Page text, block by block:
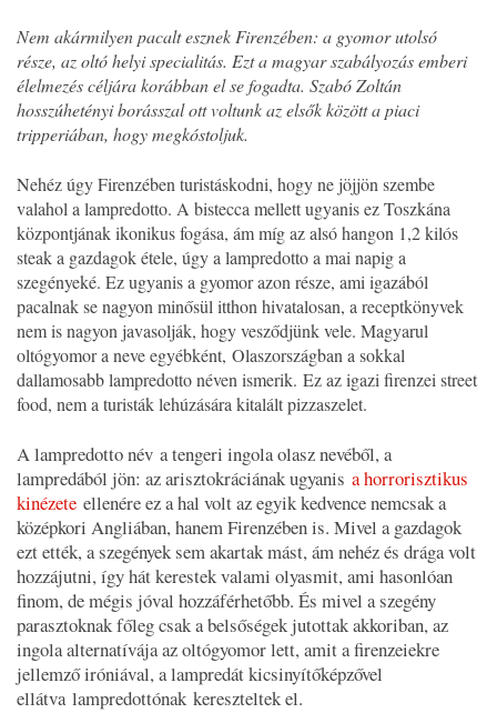
Nem akármilyen pacalt esznek Firenzében: a gyomor utolsó
része, az oltó helyi specialitás. Ezt a magyar szabályozás emberi
élelmezés céljára korábban el se fogadta. Szabó Zoltán
hosszúhetényi borásszal ott voltunk az elsők között a piaci
tripperiában, hogy megkóstoljuk.
Nehéz úgy Firenzében turistáskodni, hogy ne jöjjön szembe
valahol a lampredotto. A bistecca mellett ugyanis ez Toszkána
központjának ikonikus fogása, ám míg az alsó hangon 1,2 kilós
steak a gazdagok étele, úgy a lampredotto a mai napig a
szegényeké. Ez ugyanis a gyomor azon része, ami igazából
pacalnak se nagyon minősül itthon hivatalosan, a receptkönyvek
nem is nagyon javasolják, hogy vesződjünk vele. Magyarul
oltógyomor a neve egyébként, Olaszországban a sokkal
dallamosabb lampredotto néven ismerik. Ez az igazi firenzei street
food, nem a turisták lehúzására kitalált pizzaszelet.
A lampredotto név a tengeri ingola olasz nevéből, a
lampredából jön: az arisztokráciának ugyanis a horrorisztikus
kinézete ellenére ez a hal volt az egyik kedvence nemcsak a
középkori Angliában, hanem Firenzében is. Mivel a gazdagok
ezt ették, a szegények sem akartak mást, ám nehéz és drága volt
hozzájutni, így hát kerestek valami olyasmit, ami hasonlóan
finom, de mégis jóval hozzáférhetőbb. És mivel a szegény
parasztoknak főleg csak a belsőségek jutottak akkoriban, az
ingola alternatívája az oltógyomor lett, amit a firenzeiekre
jellemző iróniával, a lampredát kicsinyítőképzővel
ellátva lampredottónak kereszteltek el.